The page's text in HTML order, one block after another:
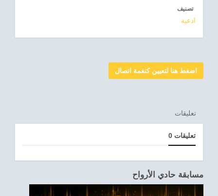
تصنيف
ادعية
اضغط هنا لتعيين كنغمة اتصال
تعليقات
0 تعليقات
مسابقة حادي الأرواح